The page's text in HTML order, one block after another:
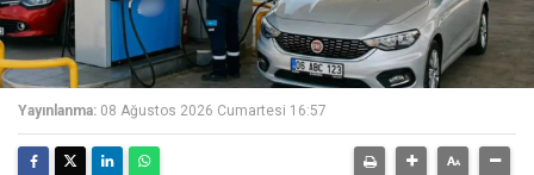
Yayınlanma: 08 Ağustos 2026 Cumartesi 16:57